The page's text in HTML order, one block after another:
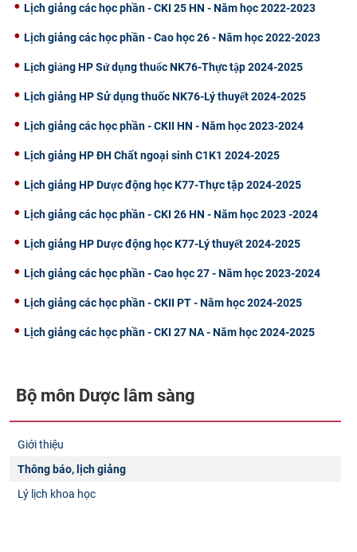
Lịch giảng các học phần - CKI 25 HN - Năm học 2022-2023
Lịch giảng các học phần - Cao học 26 - Năm học 2022-2023
Lịch giảng HP Sử dụng thuốc NK76-Thực tập 2024-2025
Lịch giảng HP Sử dụng thuốc NK76-Lý thuyết 2024-2025
Lịch giảng các học phần - CKII HN - Năm học 2023-2024
Lịch giảng HP ĐH Chất ngoại sinh C1K1 2024-2025
Lịch giảng HP Dược động học K77-Thực tập 2024-2025
Lịch giảng các học phần - CKI 26 HN - Năm học 2023 -2024
Lịch giảng HP Dược động học K77-Lý thuyết 2024-2025
Lịch giảng các học phần - Cao học 27 - Năm học 2023-2024
Lịch giảng các học phần - CKII PT - Năm học 2024-2025
Lịch giảng các học phần - CKI 27 NA - Năm học 2024-2025
Bộ môn Dược lâm sàng
Giới thiệu
Thông báo, lịch giảng
Lý lịch khoa học